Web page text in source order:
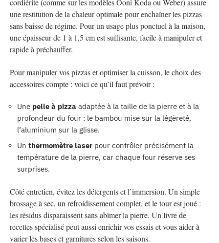
cordiérite (comme sur les modèles Ooni Koda ou Weber) assure
une restitution de la chaleur optimale pour enchaîner les pizzas
sans baisse de régime. Pour un usage plus ponctuel à la maison,
une épaisseur de 1 à 1,5 cm est suffisante, facile à manipuler et
rapide à préchauffer.
Pour manipuler vos pizzas et optimiser la cuisson, le choix des
accessoires compte : voici ce qu’il faut prévoir :
Une pelle à pizza adaptée à la taille de la pierre et à la
profondeur du four : le bambou mise sur la légèreté,
l’aluminium sur la glisse.
Un thermomètre laser pour contrôler précisément la
température de la pierre, car chaque four réserve ses
surprises.
Côté entretien, évitez les détergents et l’immersion. Un simple
brossage à sec, un refroidissement complet, et le tour est joué :
les résidus disparaissent sans abîmer la pierre. Un livre de
recettes spécialisé peut aussi enrichir vos essais et vous aider à
varier les bases et garnitures selon les saisons.